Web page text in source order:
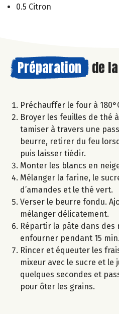
0.5 Citron
Préparation de la
Préchauffer le four à
Broyer les feuilles de thé
tamiser à travers une
beurre, retirer du feu
puis laisser tiédir.
Monter les blancs en
Mélanger la farine, le
d’amandes et le thé vert.
Verser le beurre fondu.
mélanger délicatement.
Répartir la pâte dans des
enfourner pendant 15 min.
Rincer et équeuter les
mixeur avec le sucre et le
quelques secondes et
pour ôter les grains.